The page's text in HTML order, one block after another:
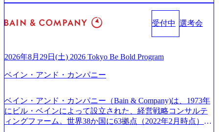
日(月) 16:00 ※応募者が定員を上回る場合は、厳正なる審査
の上参加者を決定させていただきます。ご了承ください。
● 当日の流れ 受付 → 会社説明会 → 面接(会社説明会終了
後、随時ご案内) ※全てリモートにて実施します。 ※参加
通常の選考フローと異なり、事前に適性検査をご受検いた
ションサーチになります。 ご経験やスキル、そして適性や
きます。 ※本求人はレバテック株式会社の雇用となりま
す。 ※案件によっては客先に出向いての作業も発生しま
す。 ＜ITコンサルタント＞ Webアプリケーション、SaaS系
nture.com/jp-ja/case-studies/song/prada-luxury-product-customizati
on) 大正製薬：ITカーブアウト支援 (https://www.accenture.co
m/jp-ja/case-studies/consulting/taisho-pharmaceutical)（ストラテ
ジー & コンサルティング） ソフトバンク：初のオンライン
s://www.accenture.com/jp-ja/case-studies/communications-media/so
する「保安ネット」を構築。省庁DXの先進事例を実現 (http
ry-safety-network)（公共サービス） カルビー：SAP HANAの
導入で基幹システムを刷新 (https://www.accenture.com/jp-ja/ca
se-studies/consumer-goods-services/calbee)（消費財・サービ
Cとの戦略的資本提携も実現して、現在はNECのグループ会
社であり、戦略、業務改革、IT、組織・人事、アウトソー
シングなどの専門知識と、豊富な経験を持つ約6,000名を超
えるプロフェッショナルを有する 金融、製造、流通、エネ
トとしている SAP領域においては日本市場No.1を誇り、全
定コンサルタント資格を取得している また、日本国内企業
資格も保有、さまざまな業界・業種でのプロジェクト実績
と蓄積されたノウハウを基に独自の方法論やテンプレート
を開発し、それらを活用してお客様に最適なSAPコンサル
ティングサービスを提供する https://storage.googleapis.com/our
受付中 選考会
2026年8月29日(土) 2026 Tokyo Be Bold Program
ベイン・アンド・カンパニー
ベイン・アンド・カンパニー（Bain & Company)は、1973年
にビル・ベインによって設立された、経営戦略コンサルテ
ィングファーム。世界38か国に63拠点（2022年2月時点）、